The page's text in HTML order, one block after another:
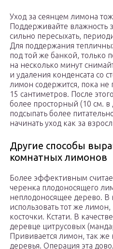
Уход за сеянцем лимона
Поддерживайте влажность
сильно пересыхать,
Для поддержания
под той же банкой, только
на несколько минут
и удаления конденсата со
лимон содержится, пока не
15 сантиметров. После
более просторный (10 см.
подсыпать более
начинать уход как за
Другие способы
комнатных лимонов
Более эффективным
черенка плодоносящего
неплодоносящее дерево. В
использовать тот же
косточки. Кстати. В
деревце цитрусовых
Прививается лимон, так
деревья. Операция эта